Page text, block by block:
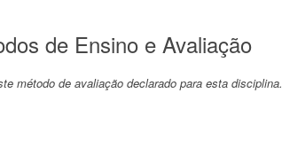
de Ensino e Avaliação
método de avaliação declarado para esta disciplina.